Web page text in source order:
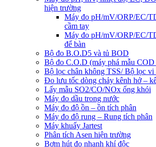
hiện trường
Máy đo pH/mV/ORP/EC/
cầm tay
Máy đo pH/mV/ORP/EC/
để bàn
Bộ đo B.O.D5 và tủ BOD
Bộ đo C.O.D (máy phá mẫu COD
Bộ lọc chân không TSS/ Bộ lọc vi
Đo lưu tốc dòng chảy kênh hở –
Lấy mẫu SO2/CO/NOx ống khói
Máy đo dầu trong nước
Máy đo độ ồn – ồn tích phân
Máy đo độ rung – Rung tích phân
Máy khuấy Jartest
Phân tích Asen hiện trường
Bơm hút đo nhanh khí độc